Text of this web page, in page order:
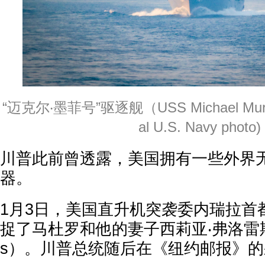
“迈克尔‧墨菲号”驱逐舰（USS Michael
al U.S. Navy photo)
川普此前曾透露，美国拥有一些外界
器。
1月3日，美国直升机突袭委内瑞拉首
捉了马杜罗和他的妻子西莉亚‧弗洛
s）。川普总统随后在《纽约邮报》